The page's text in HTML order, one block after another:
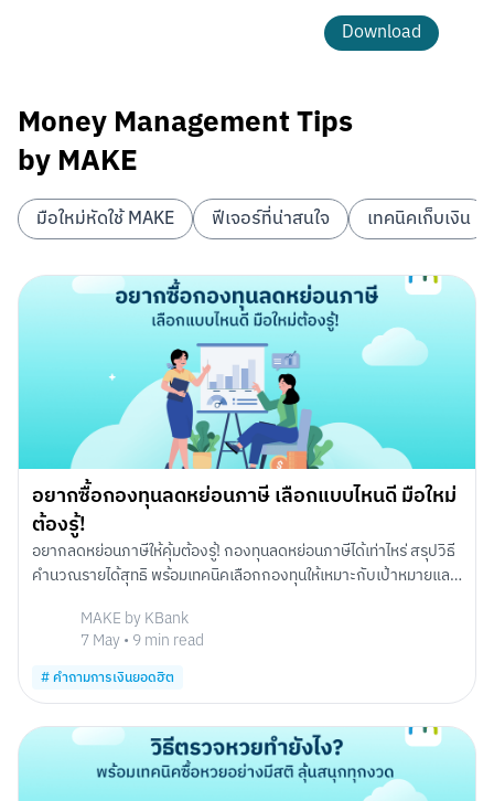
Download
Money Management Tips
by MAKE
มือใหม่หัดใช้ MAKE ฟีเจอร์ที่น่าสนใจ เทคนิคเก็บเงิน
อยากซื้อกองทุนลดหย่อนภาษี เลือกแบบไหนดี มือใหม่
ต้องรู้!
อยากลดหย่อนภาษีให้คุ้มต้องรู้! กองทุนลดหย่อนภาษีได้เท่าไหร่ สรุปวิธี
คำนวณรายได้สุทธิ พร้อมเทคนิคเลือกกองทุนให้เหมาะกับเป้าหมายและ
MAKE by KBank
7 May• 9min read
#คำถามการเงินยอดฮิต